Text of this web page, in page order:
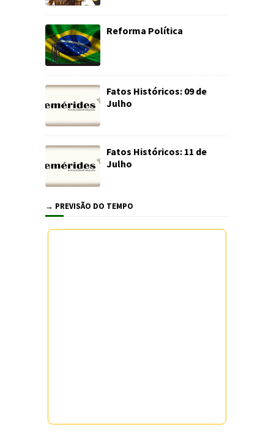
Reforma Política
Fatos Históricos: 09 de
Julho
Fatos Históricos: 11 de
Julho
→ PREVISÃO DO TEMPO